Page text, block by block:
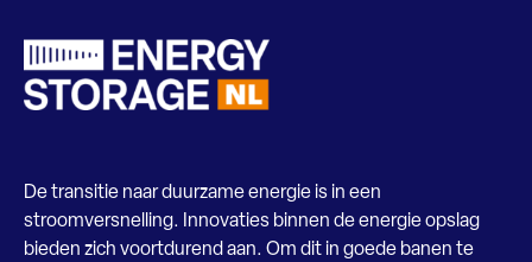
De transitie naar duurzame energie is in een
stroomversnelling. Innovaties binnen de energie opslag
bieden zich voortdurend aan. Om dit in goede banen te